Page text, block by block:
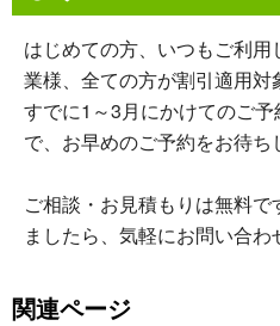
はじめての方、いつもご利
業様、全ての方が割引適用対
すでに1～3月にかけてのご
で、お早めのご予約をお待ち
ご相談・お見積もりは無料
ましたら、気軽にお問い合わ
関連ページ